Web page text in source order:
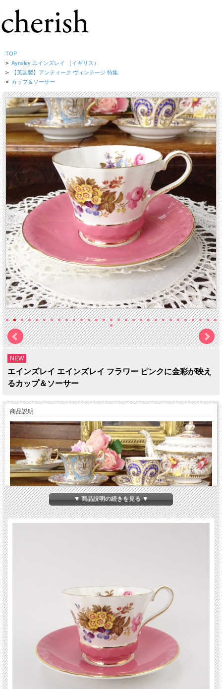
TOP
> Aynsley エインズレイ （イギリス）
> 【英国製】アンティーク ヴィンテージ 特集
> カップ＆ソーサー
NEW
エインズレイ エインズレイ フラワー ピンクに金彩が映え
るカップ＆ソーサー
商品説明
▼ 商品説明の続きを見る ▼